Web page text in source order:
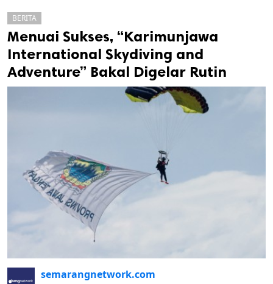
BERITA
Menuai Sukses, “Karimunjawa
International Skydiving and
Adventure” Bakal Digelar Rutin
semarangnetwork.com